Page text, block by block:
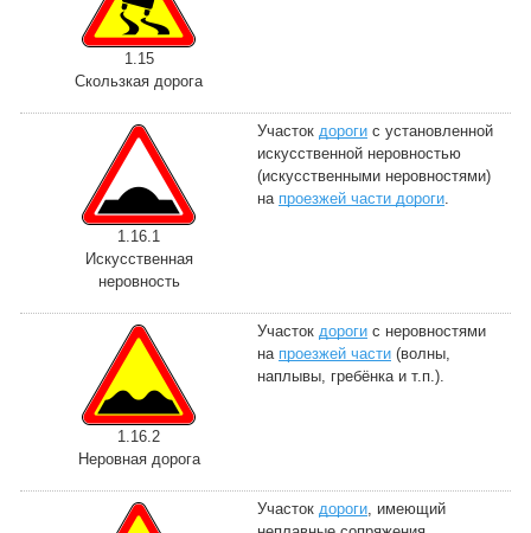
1.15
Скользкая дорога
1.16.1
Искусственная
неровность
Участок дороги с установленной
искусственной неровностью
(искусственными неровностями)
на проезжей части дороги.
1.16.2
Неровная дорога
Участок дороги с неровностями
на проезжей части (волны,
наплывы, гребёнка и т.п.).
Участок дороги, имеющий